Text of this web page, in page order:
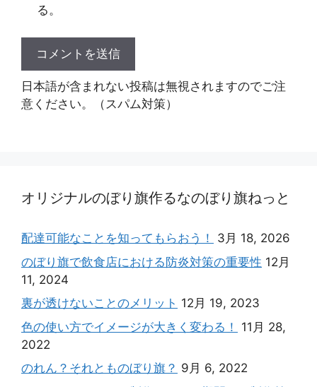
る。
日本語が含まれない投稿は無視されますのでご注
意ください。（スパム対策）
オリジナルのぼり旗作るなのぼり旗ねっと
配達可能なことを知ってもらおう！
3月 18, 2026
のぼり旗で飲食店における防炎対策の重要性 12月
11, 2024
裏が透けないことのメリット 12月 19, 2023
色の使い方でイメージが大きく変わる！
11月 28,
2022
のれん？それとものぼり旗？ 9月 6, 2022